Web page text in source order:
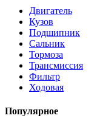
Двигатель
Кузов
Подшипник
Сальник
Тормоза
Трансмиссия
Фильтр
Ходовая
Популярное